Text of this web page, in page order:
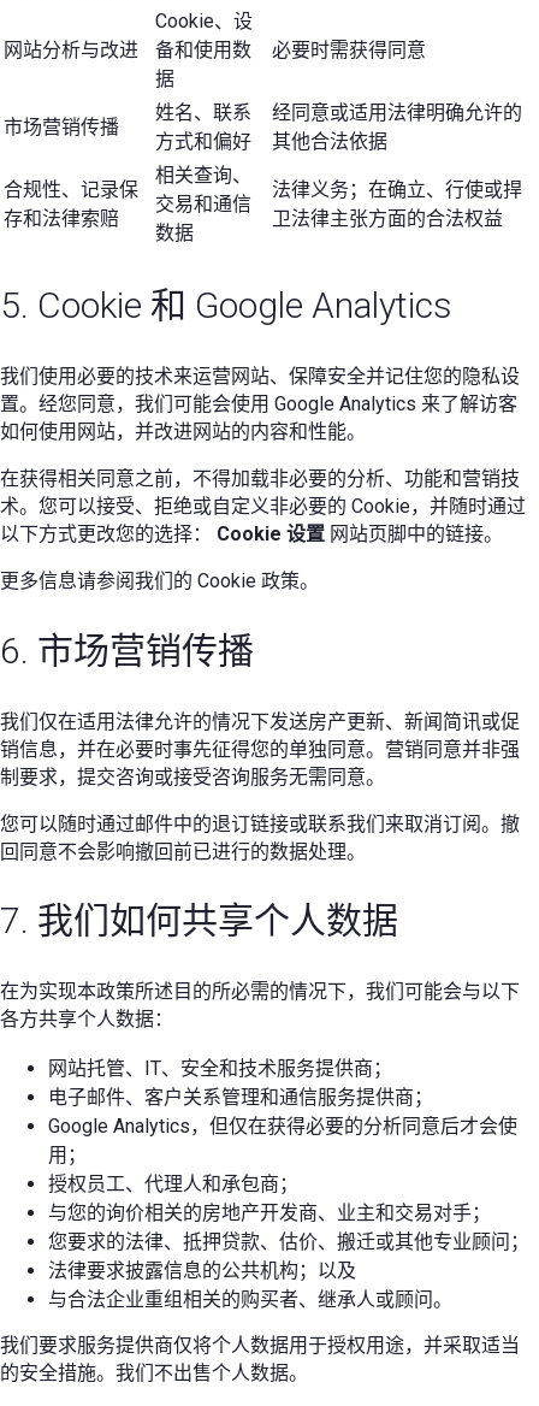
网站分析与改进
Cookie、设
备和使用数
据
必要时需获得同意
市场营销传播
姓名、联系
方式和偏好
经同意或适用法律明确允许的
其他合法依据
合规性、记录保
存和法律索赔
相关查询、
交易和通信
数据
法律义务；在确立、行使或捍
卫法律主张方面的合法权益
5. Cookie 和 Google Analytics
我们使用必要的技术来运营网站、保障安全并记住您的隐私设
置。经您同意，我们可能会使用 Google Analytics 来了解访客
如何使用网站，并改进网站的内容和性能。
在获得相关同意之前，不得加载非必要的分析、功能和营销技
术。您可以接受、拒绝或自定义非必要的 Cookie，并随时通过
以下方式更改您的选择： Cookie 设置 网站页脚中的链接。
更多信息请参阅我们的 Cookie 政策。
6. 市场营销传播
我们仅在适用法律允许的情况下发送房产更新、新闻简讯或促
销信息，并在必要时事先征得您的单独同意。营销同意并非强
制要求，提交咨询或接受咨询服务无需同意。
您可以随时通过邮件中的退订链接或联系我们来取消订阅。撤
回同意不会影响撤回前已进行的数据处理。
7. 我们如何共享个人数据
在为实现本政策所述目的所必需的情况下，我们可能会与以下
各方共享个人数据：
网站托管、IT、安全和技术服务提供商；
电子邮件、客户关系管理和通信服务提供商；
Google Analytics，但仅在获得必要的分析同意后才会使
用；
授权员工、代理人和承包商；
与您的询价相关的房地产开发商、业主和交易对手；
您要求的法律、抵押贷款、估价、搬迁或其他专业顾问；
法律要求披露信息的公共机构；以及
与合法企业重组相关的购买者、继承人或顾问。
我们要求服务提供商仅将个人数据用于授权用途，并采取适当
的安全措施。我们不出售个人数据。